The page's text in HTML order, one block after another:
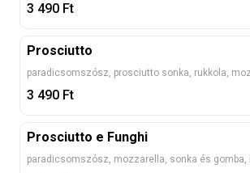
3 490 Ft
Prosciutto
3 490 Ft
Prosciutto e Funghi